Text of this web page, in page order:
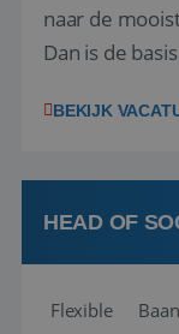
naar de
Dan is de
het
deze
BEKIJK
HEAD OF
Flexible Baan